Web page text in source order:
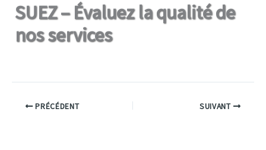
SUEZ – Évaluez la qualité de
nos services
PRÉCÉDENT SUIVANT